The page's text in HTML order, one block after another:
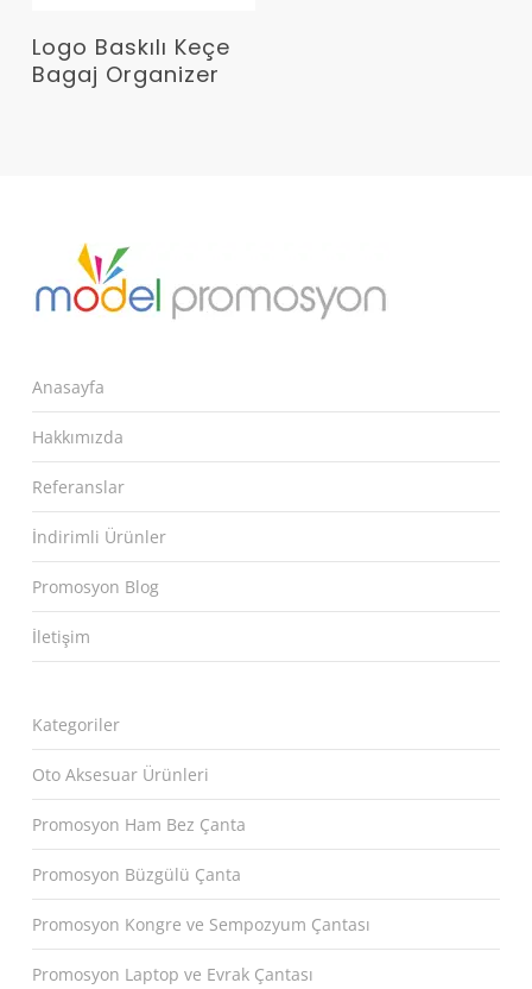
Devamını Oku
Logo Baskılı Keçe
Bagaj Organizer
Anasayfa
Hakkımızda
Referanslar
İndirimli Ürünler
Promosyon Blog
İletişim
Kategoriler
Oto Aksesuar Ürünleri
Promosyon Ham Bez Çanta
Promosyon Büzgülü Çanta
Promosyon Kongre ve Sempozyum Çantası
Promosyon Laptop ve Evrak Çantası